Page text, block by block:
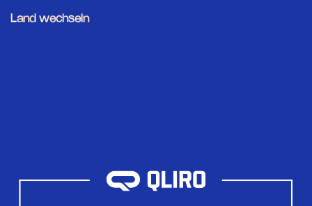
Land wechseln